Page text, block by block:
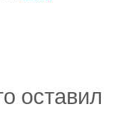
оставил